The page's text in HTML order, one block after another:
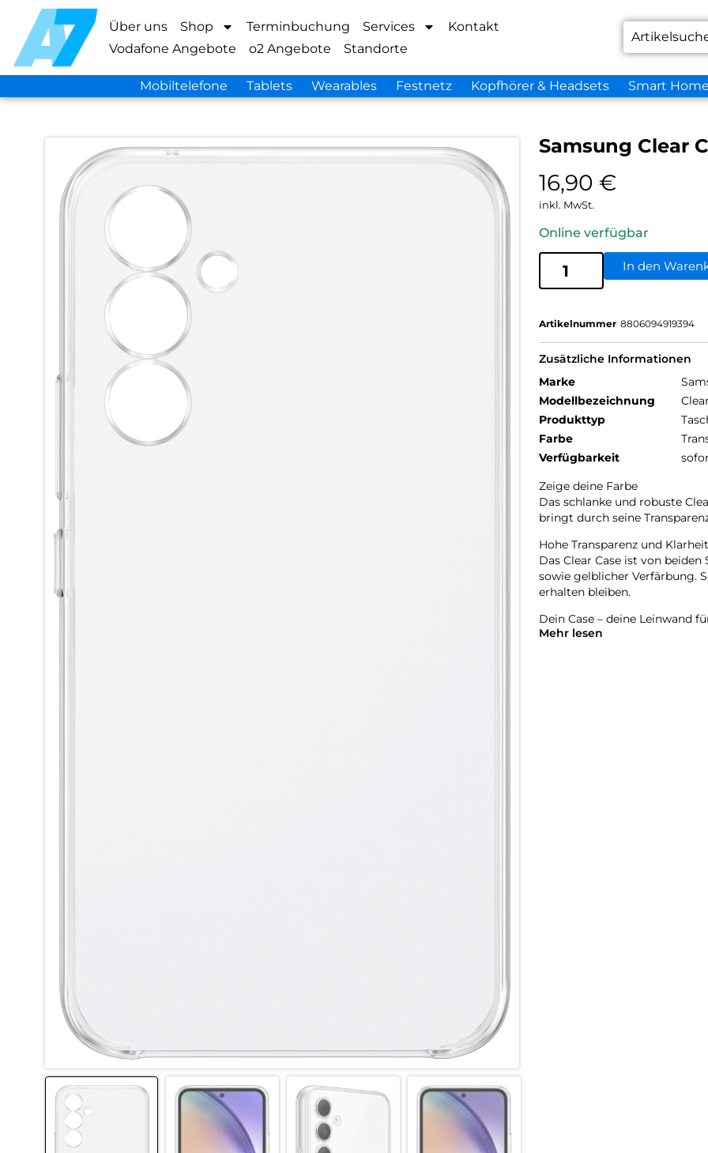
Über uns Shop Terminbuchung Services
Kontakt
Vodafone Angebote
o2 Angebote Standorte
Mobiltelefone Tablets Wearables Festnetz Kopfhörer & Headsets Smart
Samsung Clear
16,90 €
inkl. MwSt.
Online verfügbar
In den
Artikelnummer 8806094919394
Zusätzliche Informationen
Marke
Modellbezeichnung
Produkttyp
Farbe
Verfügbarkeit
Zeige deine Farbe
Das schlanke und robuste
bringt durch seine
Hohe Transparenz und Klarheit
Das Clear Case ist von
sowie gelblicher Verfärbung.
erhalten bleiben.
Dein Case – deine Leinwand
Das Clear Case bringt die
Mehr lesen